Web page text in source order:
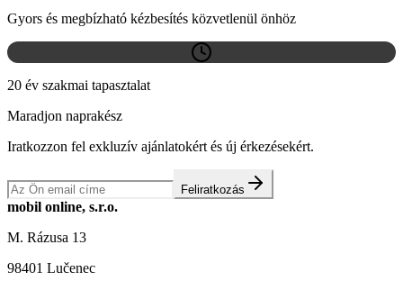
Gyors és megbízható kézbesítés közvetlenül önhöz
20 év szakmai tapasztalat
Maradjon naprakész
Iratkozzon fel exkluzív ajánlatokért és új érkezésekért.
Feliratkozás
mobil online, s.r.o.
M. Rázusa 13
98401 Lučenec